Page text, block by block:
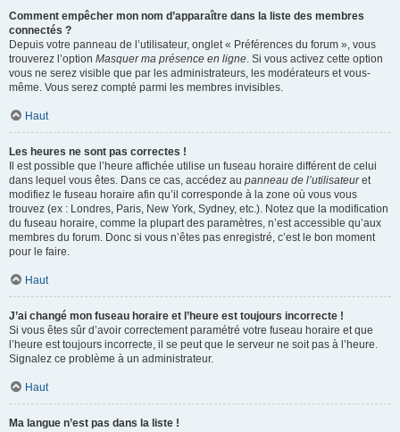
Comment empêcher mon nom d’apparaître dans la liste des membres
connectés ?
Depuis votre panneau de l’utilisateur, onglet « Préférences du forum », vous
trouverez l’option Masquer ma présence en ligne. Si vous activez cette option
vous ne serez visible que par les administrateurs, les modérateurs et vous-
même. Vous serez compté parmi les membres invisibles.
Haut
Les heures ne sont pas correctes !
Il est possible que l’heure affichée utilise un fuseau horaire différent de celui
dans lequel vous êtes. Dans ce cas, accédez au panneau de l’utilisateuret
modifiez le fuseau horaire afin qu’il corresponde à la zone où vous vous
trouvez (ex : Londres, Paris, New York, Sydney, etc.). Notez que la modification
du fuseau horaire, comme la plupart des paramètres, n’est accessible qu’aux
membres du forum. Donc si vous n’êtes pas enregistré, c’est le bon moment
pour le faire.
Haut
J’ai changé mon fuseau horaire et l’heure est toujours incorrecte !
Si vous êtes sûr d’avoir correctement paramétré votre fuseau horaire et que
l’heure est toujours incorrecte, il se peut que le serveur ne soit pas à l’heure.
Signalez ce problème à un administrateur.
Haut
Ma langue n’est pas dans la liste !